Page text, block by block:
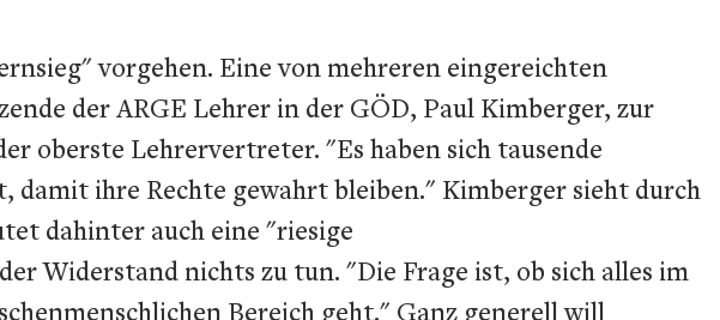
vorgehen. Eine von mehreren eingereichten
der ARGE Lehrer in der GÖD, Paul Kimberger, zur
oberste Lehrervertreter. "Es haben sich tausende
ihre Rechte gewahrt bleiben." Kimberger sieht durch
dahinter auch eine "riesige
Widerstand nichts zu tun. "Die Frage ist, ob sich alles im
Bereich geht." Ganz generell will